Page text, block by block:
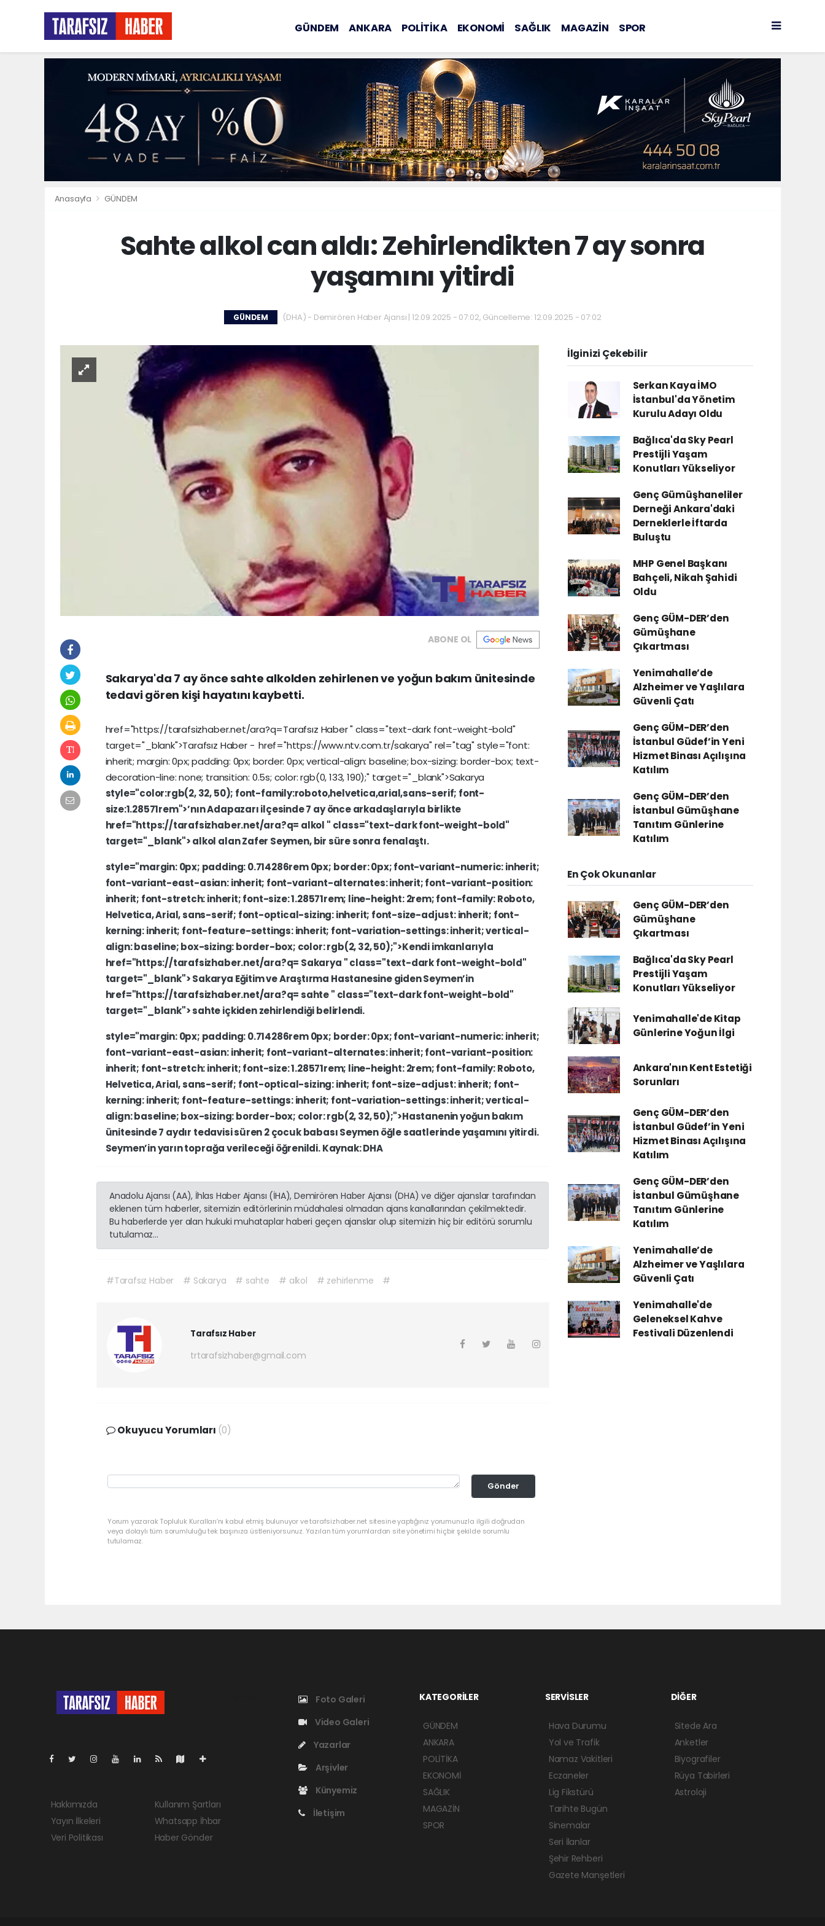
GÜNDEM ANKARA POLİTİKA EKONOMİ SAĞLIK MAGAZİN SPOR
Anasayfa GÜNDEM
Sahte alkol can aldı: Zehirlendikten 7 ay sonra
yaşamını yitirdi
GÜNDEM (DHA) - Demirören Haber Ajansı | 12.09.2025 - 07:02, Güncelleme: 12.09.2025 - 07:02
ABONE OL
Sakarya'da 7 ay önce sahte alkolden zehirlenen ve yoğun bakım ünitesinde
tedavi gören kişi hayatını kaybetti.
href="https://tarafsizhaber.net/ara?q=Tarafsız Haber" class="text-dark font-weight-bold"
target="_blank">Tarafsız Haber - href="https://www.ntv.com.tr/sakarya" rel="tag" style="font:
inherit; margin:0px;padding: 0px; border:0px;vertical-align:baseline;box-sizing: border-box; text-
decoration-line:none; transition: 0.5s; color:rgb(0,133,190);" target="_blank">Sakarya
style="color:rgb(2,32,50); font-family:roboto,helvetica,arial,sans-serif; font-
size:1.28571rem">’nınAdapazarıilçesinde7 ayöncearkadaşlarıyla birlikte
href="https://tarafsizhaber.net/ara?q= alkol " class="text-darkfont-weight-bold"
target="_blank">alkol alanZafer Seymen,bir süresonra fenalaştı.
style="margin:0px; padding:0.714286rem0px; border:0px;font-variant-numeric:inherit;
font-variant-east-asian:inherit; font-variant-alternates:inherit;font-variant-position:
inherit; font-stretch:inherit;font-size:1.28571rem; line-height:2rem;font-family:Roboto,
Helvetica,Arial,sans-serif; font-optical-sizing:inherit; font-size-adjust:inherit; font-
kerning:inherit; font-feature-settings:inherit; font-variation-settings:inherit;vertical-
align:baseline;box-sizing:border-box; color:rgb(2,32,50);">Kendiimkanlarıyla
href="https://tarafsizhaber.net/ara?q= Sakarya "class="text-darkfont-weight-bold"
target="_blank">Sakarya EğitimveAraştırma HastanesinegidenSeymen’in
href="https://tarafsizhaber.net/ara?q= sahte" class="text-darkfont-weight-bold"
target="_blank">sahteiçkidenzehirlendiğibelirlendi.
style="margin:0px; padding:0.714286rem0px; border:0px;font-variant-numeric:inherit;
font-variant-east-asian:inherit; font-variant-alternates:inherit;font-variant-position:
inherit; font-stretch:inherit;font-size:1.28571rem; line-height:2rem;font-family:Roboto,
Helvetica,Arial,sans-serif; font-optical-sizing:inherit; font-size-adjust:inherit; font-
kerning:inherit; font-feature-settings:inherit; font-variation-settings:inherit;vertical-
align:baseline;box-sizing:border-box; color:rgb(2,32,50);">Hastaneninyoğunbakım
ünitesinde7 aydır tedavisisüren2çocukbabasıSeymenöğlesaatlerindeyaşamınıyitirdi.
Seymen’inyarıntoprağaverileceğiöğrenildi.Kaynak:DHA
Anadolu Ajansı (AA), İhlas Haber Ajansı (İHA), Demirören Haber Ajansı (DHA) ve diğer ajanslar tarafından
eklenen tüm haberler, sitemizin editörlerinin müdahalesi olmadan ajans kanallarından çekilmektedir.
Bu haberlerde yer alan hukuki muhataplar haberi geçen ajanslar olup sitemizin hiç bir editörü sorumlu
tutulamaz...
#Tarafsız Haber # Sakarya # sahte # alkol # zehirlenme #
Tarafsız Haber
trtarafsizhaber@gmail.com
Okuyucu Yorumları (0)
Gönder
Yorum yazarak Topluluk Kuralları’nı kabul etmiş bulunuyor ve tarafsizhaber.net sitesine yaptığınız yorumunuzla ilgili doğrudan
veya dolaylı tüm sorumluluğu tek başınıza üstleniyorsunuz. Yazılan tüm yorumlardan site yönetimi hiçbir şekilde sorumlu
tutulamaz.
İlginizi Çekebilir
Serkan Kaya İMO
İstanbul'da Yönetim
Kurulu Adayı Oldu
Bağlıca'da Sky Pearl
Prestijli Yaşam
Konutları Yükseliyor
Genç Gümüşhaneliler
Derneği Ankara'daki
Derneklerle İftarda
Buluştu
MHP Genel Başkanı
Bahçeli, Nikah Şahidi
Oldu
Genç GÜM-DER’den
Gümüşhane
Çıkartması
Yenimahalle’de
Alzheimer ve Yaşlılara
Güvenli Çatı
Genç GÜM-DER’den
İstanbul Güdef’in Yeni
Hizmet Binası Açılışına
Katılım
Genç GÜM-DER’den
İstanbul Gümüşhane
Tanıtım Günlerine
Katılım
En Çok Okunanlar
Genç GÜM-DER’den
Gümüşhane
Çıkartması
Bağlıca'da Sky Pearl
Prestijli Yaşam
Konutları Yükseliyor
Yenimahalle'de Kitap
Günlerine Yoğun İlgi
Ankara'nın Kent Estetiği
Sorunları
Genç GÜM-DER’den
İstanbul Güdef’in Yeni
Hizmet Binası Açılışına
Katılım
Genç GÜM-DER’den
İstanbul Gümüşhane
Tanıtım Günlerine
Katılım
Yenimahalle’de
Alzheimer ve Yaşlılara
Güvenli Çatı
Yenimahalle'de
Geleneksel Kahve
Festivali Düzenlendi
Hakkımızda
Yayın İlkeleri
Veri Politikası
Kullanım Şartları
Whatsapp İhbar
Haber Gönder
Foto Galeri
Video Galeri
Yazarlar
Arşivler
Künyemiz
İletişim
KATEGORİLER
GÜNDEM
ANKARA
POLİTİKA
EKONOMİ
SAĞLIK
MAGAZİN
SPOR
SERVİSLER
Hava Durumu
Yol ve Trafik
Namaz Vakitleri
Eczaneler
Lig Fikstürü
Tarihte Bugün
Sinemalar
Seri İlanlar
Şehir Rehberi
Gazete Manşetleri
DİĞER
Sitede Ara
Anketler
Biyografiler
Rüya Tabirleri
Astroloji